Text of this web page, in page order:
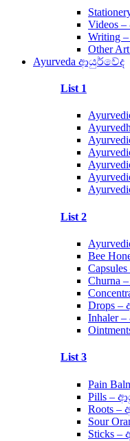
Videos
Writing
Other
Ayurveda ආයුර්වේද
List 1
List 2
Bee
Churna
Drops
Inhaler
List 3
Pain
Pills –
Roots
Sour
Sticks